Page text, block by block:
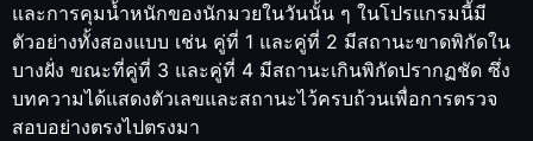
และการคุมน้ำหนักของนักมวยในวันนั้น ๆ ในโปรแกรมนี้มี
ตัวอย่างทั้งสองแบบ เช่น คู่ที่ 1 และคู่ที่ 2 มีสถานะขาดพิกัดใน
บางฝั่ง ขณะที่คู่ที่ 3 และคู่ที่ 4 มีสถานะเกินพิกัดปรากฏชัด ซึ่ง
บทความได้แสดงตัวเลขและสถานะไว้ครบถ้วนเพื่อการตรวจ
สอบอย่างตรงไปตรงมา